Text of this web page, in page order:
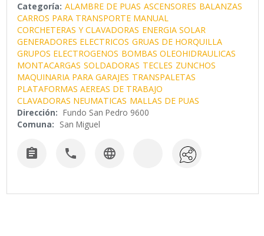
Categoría: ALAMBRE DE PUAS ASCENSORES BALANZAS
CARROS PARA TRANSPORTE MANUAL
CORCHETERAS Y CLAVADORAS ENERGIA SOLAR
GENERADORES ELECTRICOS GRUAS DE HORQUILLA
GRUPOS ELECTROGENOS BOMBAS OLEOHIDRAULICAS
MONTACARGAS SOLDADORAS TECLES ZUNCHOS
MAQUINARIA PARA GARAJES TRANSPALETAS
PLATAFORMAS AEREAS DE TRABAJO
CLAVADORAS NEUMATICAS MALLAS DE PUAS
Dirección: Fundo San Pedro 9600
Comuna: San Miguel
  